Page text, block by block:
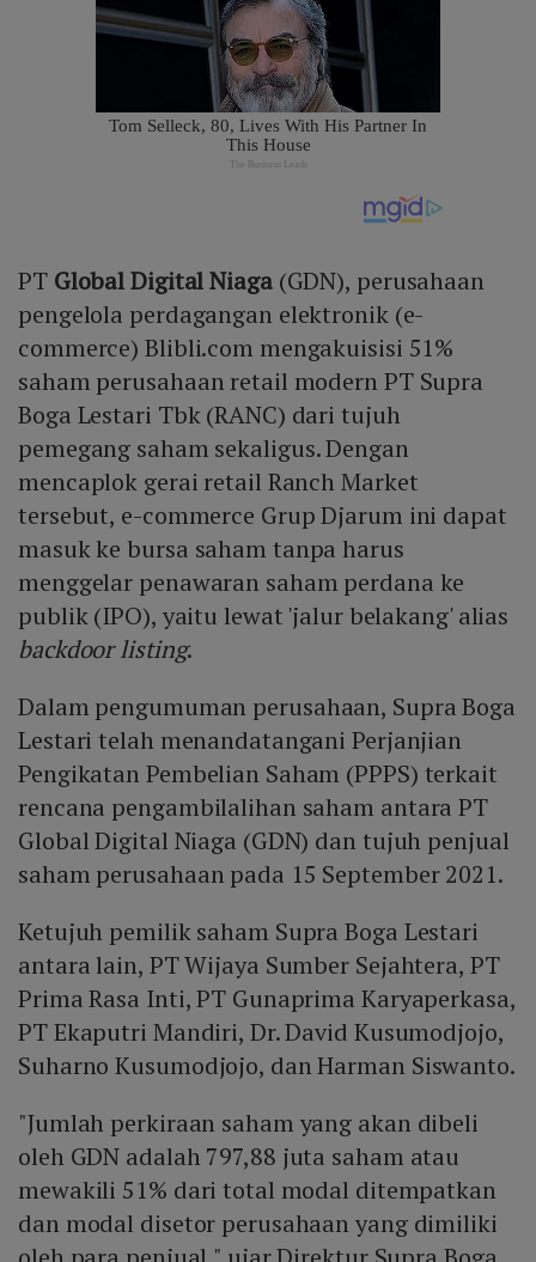
PT Global Digital Niaga (GDN), perusahaan
pengelola perdagangan elektronik (e-
commerce) Blibli.com mengakuisisi 51%
saham perusahaan retail modern PT Supra
Boga Lestari Tbk (RANC) dari tujuh
pemegang saham sekaligus. Dengan
mencaplok gerai retail Ranch Market
tersebut, e-commerce Grup Djarum ini dapat
masuk ke bursa saham tanpa harus
menggelar penawaran saham perdana ke
publik (IPO), yaitu lewat 'jalur belakang' alias
backdoor listing.
Dalam pengumuman perusahaan, Supra Boga
Lestari telah menandatangani Perjanjian
Pengikatan Pembelian Saham (PPPS) terkait
rencana pengambilalihan saham antara PT
Global Digital Niaga (GDN) dan tujuh penjual
saham perusahaan pada 15 September 2021.
Ketujuh pemilik saham Supra Boga Lestari
antara lain, PT Wijaya Sumber Sejahtera, PT
Prima Rasa Inti, PT Gunaprima Karyaperkasa,
PT Ekaputri Mandiri, Dr. David Kusumodjojo,
Suharno Kusumodjojo, dan Harman Siswanto.
"Jumlah perkiraan saham yang akan dibeli
oleh GDN adalah 797,88 juta saham atau
mewakili 51% dari total modal ditempatkan
dan modal disetor perusahaan yang dimiliki